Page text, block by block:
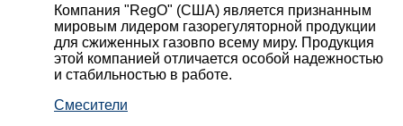
Компания "RegO" (США) является признанным
мировым лидером газорегуляторной продукции
для сжиженных газовпо всему миру. Продукция
этой компанией отличается особой надежностью
и стабильностью в работе.
Смесители